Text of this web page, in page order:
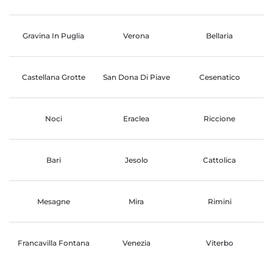
Gravina In Puglia Verona Bellaria
Castellana Grotte San Dona Di Piave Cesenatico
Noci Eraclea Riccione
Bari Jesolo Cattolica
Mesagne Mira Rimini
Francavilla Fontana Venezia Viterbo